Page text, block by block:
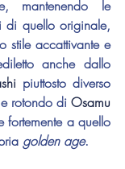
mantenendo le
di quello originale,
stile accattivante e
anche dallo
piuttosto diverso
e rotondo di Osamu
fortemente a quello
golden age.